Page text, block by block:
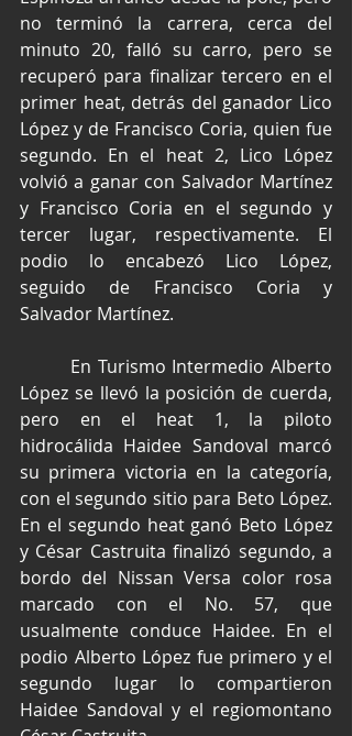
no terminó la carrera, cerca del
minuto 20, falló su carro, pero se
recuperó para finalizar tercero en el
primer heat, detrás del ganador Lico
López y de Francisco Coria, quien fue
segundo. En el heat 2, Lico López
volvió a ganar con Salvador Martínez
y Francisco Coria en el segundo y
tercer lugar, respectivamente. El
podio lo encabezó Lico López,
seguido de Francisco Coria y
Salvador Martínez.
En Turismo Intermedio Alberto
López se llevó la posición de cuerda,
pero en el heat 1, la piloto
hidrocálida Haidee Sandoval marcó
su primera victoria en la categoría,
con el segundo sitio para Beto López.
En el segundo heat ganó Beto López
y César Castruita finalizó segundo, a
bordo del Nissan Versa color rosa
marcado con el No. 57, que
usualmente conduce Haidee. En el
podio Alberto López fue primero y el
segundo lugar lo compartieron
Haidee Sandoval y el regiomontano